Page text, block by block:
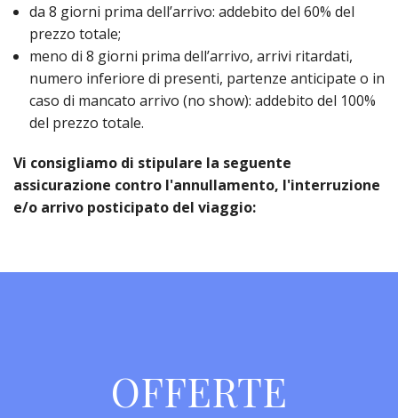
da 8 giorni prima dell’arrivo: addebito del 60% del
prezzo totale;
meno di 8 giorni prima dell’arrivo, arrivi ritardati,
numero inferiore di presenti, partenze anticipate o in
caso di mancato arrivo (no show): addebito del 100%
del prezzo totale.
Vi consigliamo di stipulare la seguente
assicurazione contro l'annullamento, l'interruzione
e/o arrivo posticipato del viaggio:
OFFERTE